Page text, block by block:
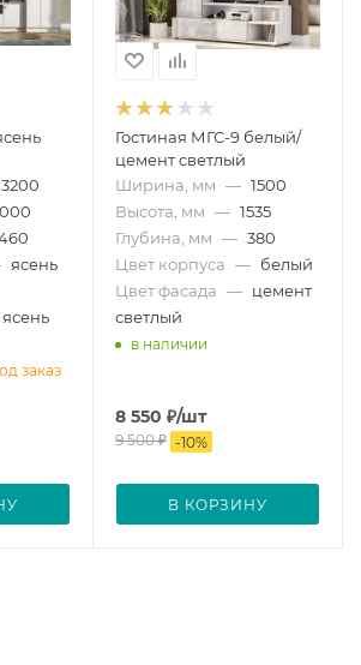
3200
ясень
ясень
заказ
Гостиная МГС-9 белый/
цемент светлый
Ширина, мм — 1500
Высота, мм — 1535
Глубина, мм — 380
Цвет корпуса — белый
Цвет фасада — цемент
светлый
в наличии
8 550 ₽/шт
9 500₽ -10%
В КОРЗИНУ